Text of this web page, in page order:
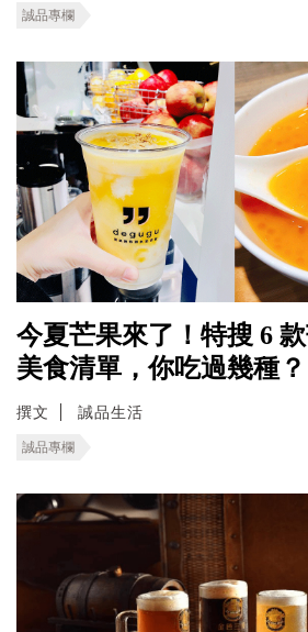
誠品專欄
今夏芒果來了！特搜 6
美食清單，你吃過幾種？
撰文 誠品生活
誠品專欄